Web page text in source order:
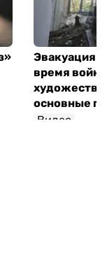
Эвакуация
время
основные
Видео